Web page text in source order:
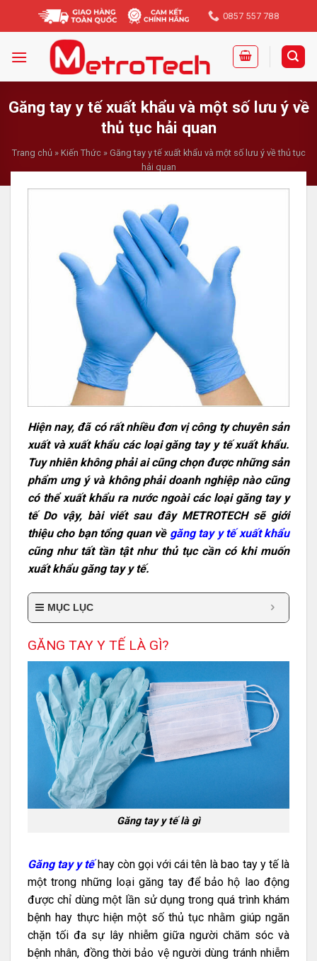
0857 557 788
Găng tay y tế xuất khẩu và một số lưu ý về
thủ tục hải quan
Trang chủ» Kiến Thức » Găng tay y tế xuất khẩu và một số lưu ý về thủ tục
hải quan
Hiện nay, đã có rất nhiều đơn vị công ty chuyên sản
xuất và xuất khẩu các loại găng tay y tế xuất khẩu.
Tuy nhiên không phải ai cũng chọn được những sản
phẩm ưng ý và không phải doanh nghiệp nào cũng
có thể xuất khẩu ra nước ngoài các loại găng tay y
tế Do vậy, bài viết sau đây METROTECH sẽ giới
thiệu cho bạn tổng quan về găng tay y tế xuất khẩu
cũng như tất tần tật như thủ tục cần có khi muốn
xuất khẩu găng tay y tế.
MỤC LỤC
GĂNG TAY Y TẾ LÀ GÌ?
Găng tay y tế là gì
Găng tay y tế hay còn gọi với cái tên là bao tay y tế là
một trong những loại găng tay để bảo hộ lao động
được chỉ dùng một lần sử dụng trong quá trình khám
bệnh hay thực hiện một số thủ tục nhằm giúp ngăn
chặn tối đa sự lây nhiễm giữa người chăm sóc và
bệnh nhân, đồng thời bảo vệ người dùng tránh nhiễm